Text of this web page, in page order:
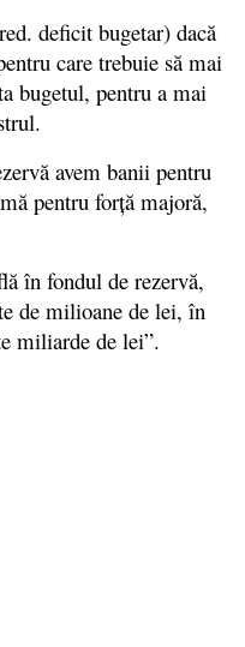
deficit bugetar) dacă
care trebuie să mai
bugetul, pentru a mai
avem banii pentru
pentru forță majoră,
în fondul de rezervă,
de milioane de lei, în
miliarde de lei”.